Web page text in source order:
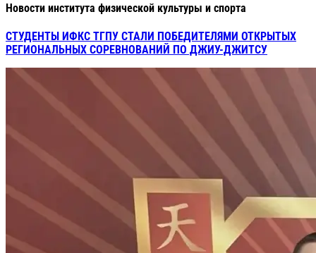
Новости института физической культуры и спорта
СТУДЕНТЫ ИФКС ТГПУ СТАЛИ ПОБЕДИТЕЛЯМИ ОТКРЫТЫХ
РЕГИОНАЛЬНЫХ СОРЕВНОВАНИЙ ПО ДЖИУ-ДЖИТСУ